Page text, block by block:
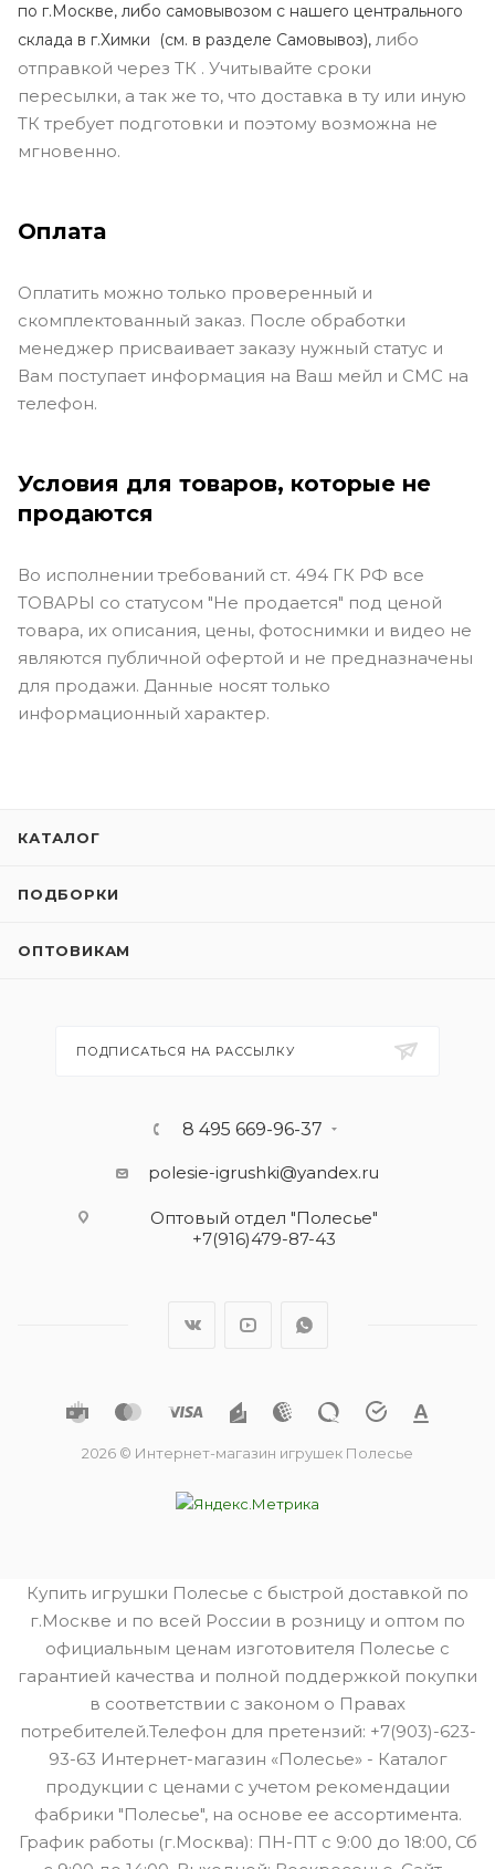
по г.Москве, либо самовывозом с нашего центрального
склада в г.Химки (см. в разделе Самовывоз), либо
отправкой через ТК . Учитывайте сроки
пересылки, а так же то, что доставка в ту или иную
ТК требует подготовки и поэтому возможна не
мгновенно.
Оплата
Оплатить можно только проверенный и
скомплектованный заказ. После обработки
менеджер присваивает заказу нужный статус и
Вам поступает информация на Ваш мейл и СМС на
телефон.
Условия для товаров, которые не
продаются
Во исполнении требований ст. 494 ГК РФ все
ТОВАРЫ со статусом "Не продается" под ценой
товара, их описания, цены, фотоснимки и видео не
являются публичной офертой и не предназначены
для продажи. Данные носят только
информационный характер.
КАТАЛОГ
ПОДБОРКИ
ОПТОВИКАМ
ПОДПИСАТЬСЯ НА РАССЫЛКУ
8 495 669-96-37
polesie-igrushki@yandex.ru
Оптовый отдел "Полесье"
+7(916)479-87-43
2026 © Интернет-магазин игрушек Полесье
Купить игрушки Полесье с быстрой доставкой по
г.Москве и по всей России в розницу и оптом по
официальным ценам изготовителя Полесье с
гарантией качества и полной поддержкой покупки
в соответствии с законом о Правах
потребителей.Телефон для претензий: +7(903)-623-
93-63 Интернет-магазин «Полесье» - Каталог
продукции с ценами с учетом рекомендации
фабрики "Полесье", на основе ее ассортимента.
График работы (г.Москва): ПН-ПТ с 9:00 до 18:00, Сб